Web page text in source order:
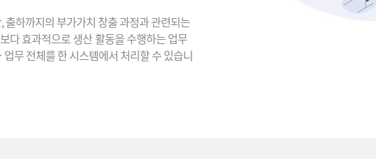
하까지의 부가가치 창출 과정과 관련되는
다 효과적으로 생산 활동을 수행하는 업무
무 전체를 한 시스템에서 처리할 수 있습니